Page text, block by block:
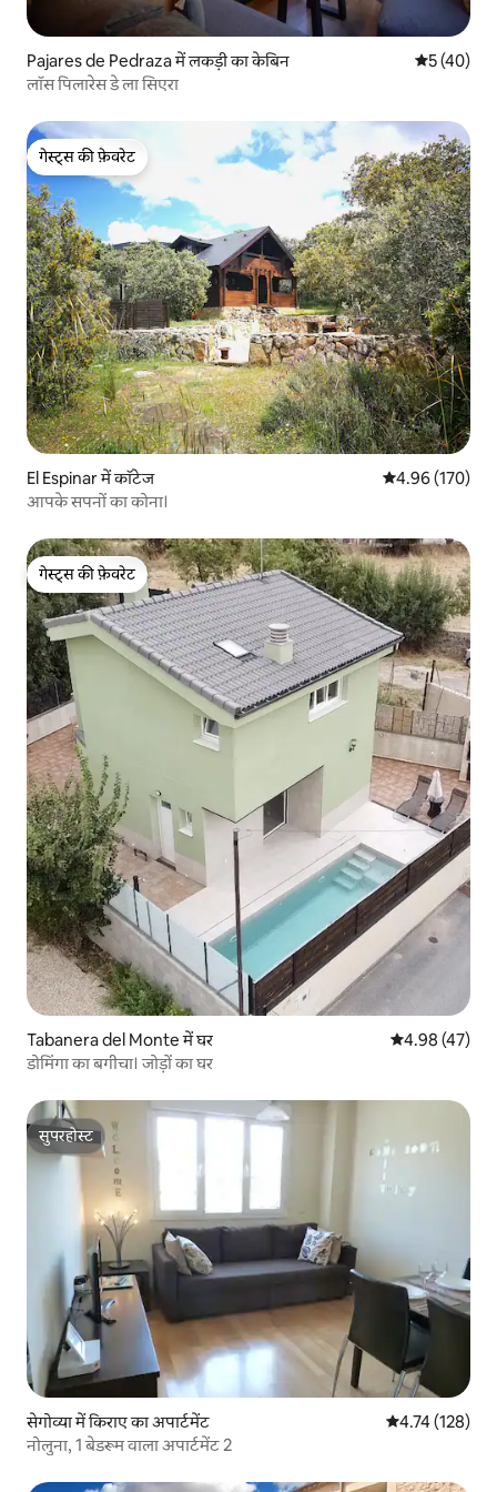
Pajares de Pedraza में लकड़ी का केबिन औसत रेटिंग
5 (40)
लॉस पिलारेस डे ला सिएरा
गेस्ट्स की फ़ेवरेट
गेस्ट्स की फ़ेवरेट
El Espinar में कॉटेज औसत रेटिंग 5 में से
4.96 (170)
आपके सपनों का कोना।
गेस्ट्स की फ़ेवरेट
गेस्ट्स की फ़ेवरेट
Tabanera del Monte में घर औसत रेटिंग 5 में
4.98 (47)
डोमिंगा का बगीचा। जोड़ों का घर
सुपरहोस्ट
सुपरहोस्ट
सेगोव्या में किराए का अपार्टमेंट औसत रेटिंग 5 में से
4.74 (128)
नोलुना, 1 बेडरूम वाला अपार्टमेंट 2